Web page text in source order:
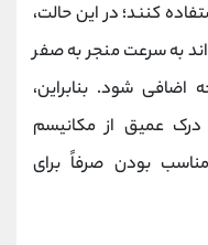
کنند؛ در این حالت،
به سرعت منجر به صفر
شود. بنابراین،
درک عمیق از مکانیسم
‌بودن صرفاً برای